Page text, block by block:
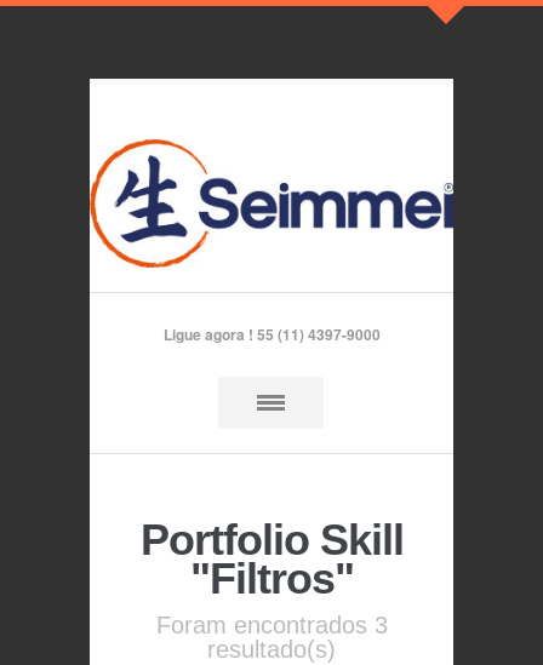
Ligue agora ! 55 (11) 4397-9000
Portfolio Skill
"Filtros"
Foram encontrados 3
resultado(s)